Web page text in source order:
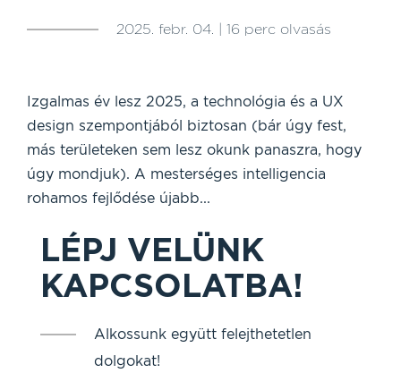
2025. febr. 04. | 16 perc olvasás
Izgalmas év lesz 2025, a technológia és a UX
design szempontjából biztosan (bár úgy fest,
más területeken sem lesz okunk panaszra, hogy
úgy mondjuk). A mesterséges intelligencia
rohamos fejlődése újabb...
LÉPJ VELÜNK
KAPCSOLATBA!
Alkossunk együtt felejthetetlen
dolgokat!